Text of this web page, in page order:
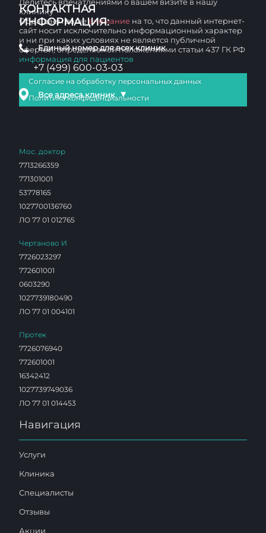
КОНТАКТНАЯ
ИНФОРМАЦИЯ:
Единый номер для всех клиник
+7 (499) 600-03-03
Все адреса клиник ▼
Делитесь впечатлениями о вашем визите в нашу
клинику
Обращаем вашевнимание на то, что данный интернет-
сайт носит исключительно информационный характер
и ни при каких условиях не является публичной
офертой, определяемой положениями статьи 437 ГК РФ
информация для пациентов
Согласие на обработку персональных данных
Политика конфиденциальности
Мос. доктор
7713266359
771301001
53778165
1027700136760
ЛО 77 01 012765
Чертаново И
7726023297
772601001
0603290
1027739180490
ЛО 77 01 004101
Протек
7726076940
772601001
16342412
1027739749036
ЛО 77 01 014453
Навигация
Услуги
Клиника
Специалисты
Отзывы
Акции